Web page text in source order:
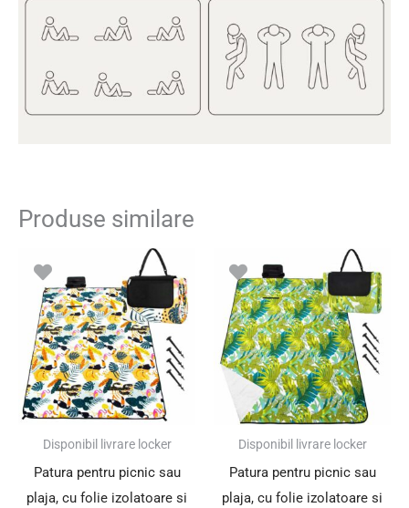
Produse similare
Disponibil livrare locker
Patura pentru picnic sau
plaja, cu folie izolatoare si
Disponibil livrare locker
Patura pentru picnic sau
plaja, cu folie izolatoare si